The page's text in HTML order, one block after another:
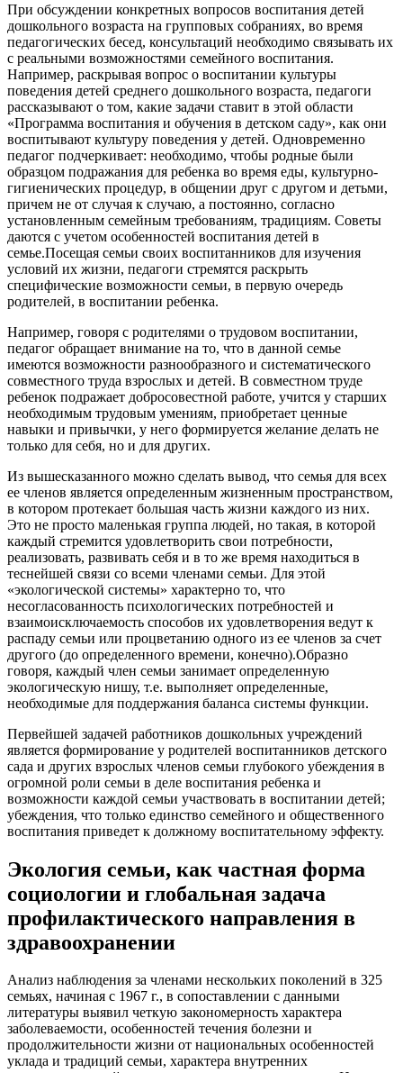
При обсуждении конкретных вопросов воспитания детей
дошкольного возраста на групповых собраниях, во время
педагогических бесед, консультаций необходимо связывать их
с реальными возможностями семейного воспитания.
Например, раскрывая вопрос о воспитании культуры
поведения детей среднего дошкольного возраста, педагоги
рассказывают о том, какие задачи ставит в этой области
«Программа воспитания и обучения в детском саду», как они
воспитывают культуру поведения у детей. Одновременно
педагог подчеркивает: необходимо, чтобы родные были
образцом подражания для ребенка во время еды, культурно-
гигиенических процедур, в общении друг с другом и детьми,
причем не от случая к случаю, а постоянно, согласно
установленным семейным требованиям, традициям. Советы
даются с учетом особенностей воспитания детей в
семье.Посещая семьи своих воспитанников для изучения
условий их жизни, педагоги стремятся раскрыть
специфические возможности семьи, в первую очередь
родителей, в воспитании ребенка.
Например, говоря с родителями о трудовом воспитании,
педагог обращает внимание на то, что в данной семье
имеются возможности разнообразного и систематического
совместного труда взрослых и детей. В совместном труде
ребенок подражает добросовестной работе, учится у старших
необходимым трудовым умениям, приобретает ценные
навыки и привычки, у него формируется желание делать не
только для себя, но и для других.
Из вышесказанного можно сделать вывод, что семья для всех
ее членов является определенным жизненным пространством,
в котором протекает большая часть жизни каждого из них.
Это не просто маленькая группа людей, но такая, в которой
каждый стремится удовлетворить свои потребности,
реализовать, развивать себя и в то же время находиться в
теснейшей связи со всеми членами семьи. Для этой
«экологической системы» характерно то, что
несогласованность психологических потребностей и
взаимоисключаемость способов их удовлетворения ведут к
распаду семьи или процветанию одного из ее членов за счет
другого (до определенного времени, конечно).Образно
говоря, каждый член семьи занимает определенную
экологическую нишу, т.е. выполняет определенные,
необходимые для поддержания баланса системы функции.
Первейшей задачей работников дошкольных учреждений
является формирование у родителей воспитанников детского
сада и других взрослых членов семьи глубокого убеждения в
огромной роли семьи в деле воспитания ребенка и
возможности каждой семьи участвовать в воспитании детей;
убеждения, что только единство семейного и общественного
воспитания приведет к должному воспитательному эффекту.
Экология семьи, как частная форма
социологии и глобальная задача
профилактического направления в
здравоохранении
Анализ наблюдения за членами нескольких поколений в 325
семьях, начиная с 1967 г., в сопоставлении с данными
литературы выявил четкую закономерность характера
заболеваемости, особенностей течения болезни и
продолжительности жизни от национальных особенностей
уклада и традиций семьи, характера внутренних